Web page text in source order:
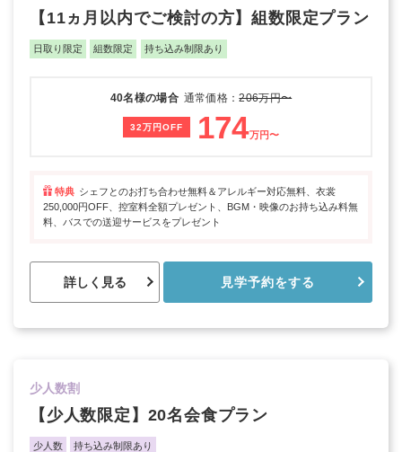
【11ヵ月以内でご検討の方】組数限定プラン
日取り限定 組数限定 持ち込み制限あり
40名様の場合 通常価格：206万円〜
32万円OFF 174万円〜
特典 シェフとのお打ち合わせ無料＆アレルギー対応無料、衣裳
250,000円OFF、控室料全額プレゼント、BGM・映像のお持ち込み料無
料、バスでの送迎サービスをプレゼント
詳しく見る 見学予約をする
少人数割
【少人数限定】20名会食プラン
少人数 持ち込み制限あり